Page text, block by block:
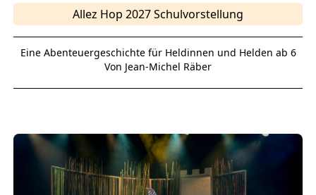
Allez Hop 2027 Schulvorstellung
Eine Abenteuergeschichte für Heldinnen und Helden ab 6
Von Jean-Michel Räber